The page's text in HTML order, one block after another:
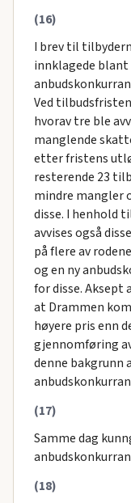
(16)
I brev til
innklagede blant
Ved
hvorav tre ble
manglende
etter fristens
resterende 23
mindre mangler
disse. I henhold
avvises også
på flere av
og en ny
for disse.
at Drammen
høyere pris enn
gjennomføring
denne bakgrunn
(17)
Samme dag
(18)